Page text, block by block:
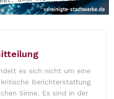
es sich nicht um eine
Berichterstattung
Sinne. Es sind in der